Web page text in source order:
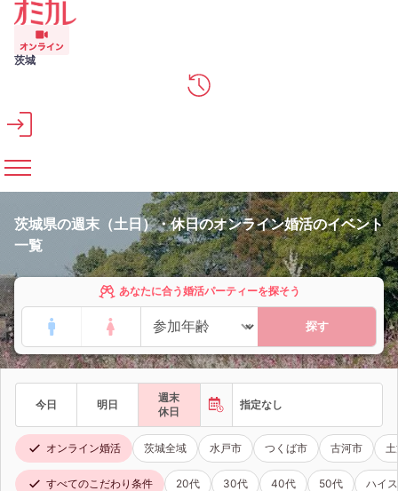
メインコンテンツへスキップ
茨城
茨城県の週末（土日）・休日のオンライン婚活のイベント
一覧
あなたに合う婚活パーティーを探そう
探す
今日 明日
週末
休日
指定なし
オンライン婚活 茨城全域 水戸市 つくば市 古河市
すべてのこだわり条件 20代 30代 40代 50代 ハイ